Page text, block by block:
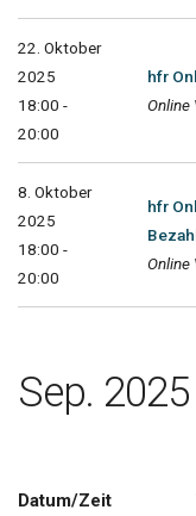
22. Oktober
2025
18:00 -
20:00
hfr
Online
8. Oktober
2025
18:00 -
20:00
hfr
Online
Sep. 2025
Datum/Zeit